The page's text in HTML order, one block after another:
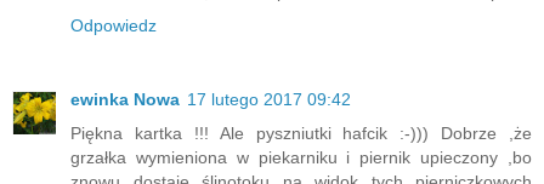
Odpowiedz
ewinka Nowa 17 lutego 2017 09:42
Piękna kartka !!! Ale pyszniutki hafcik :-))) Dobrze ,że
grzałka wymieniona w piekarniku i piernik upieczony ,bo